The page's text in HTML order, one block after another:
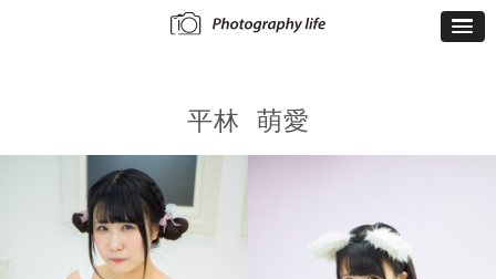
平林 萌愛